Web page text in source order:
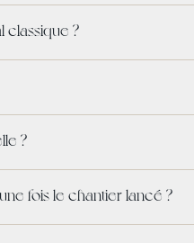
classique ?
?
fois le chantier lancé ?